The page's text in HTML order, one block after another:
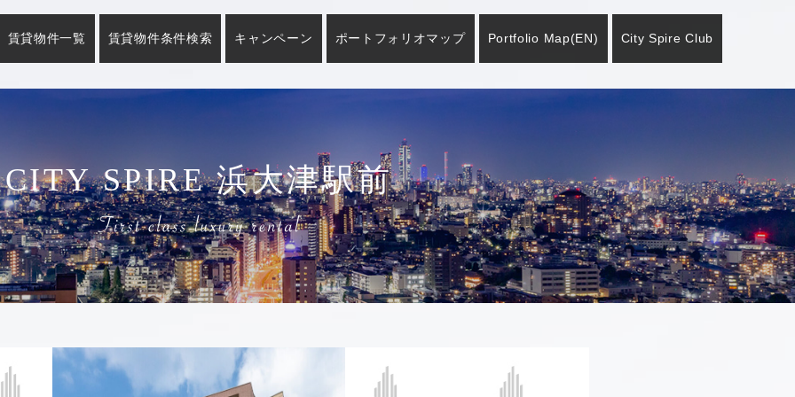
賃貸物件一覧 賃貸物件条件検索 キャンペーン ポートフォリオマップ Portfolio Map(EN) City Spire Club
CITY SPIRE 浜大津駅前